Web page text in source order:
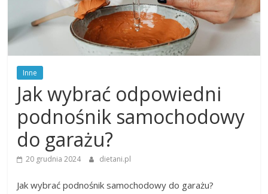
Inne
Jak wybrać odpowiedni
podnośnik samochodowy
do garażu?
20 grudnia 2024 dietani.pl
Jak wybrać podnośnik samochodowy do garażu?